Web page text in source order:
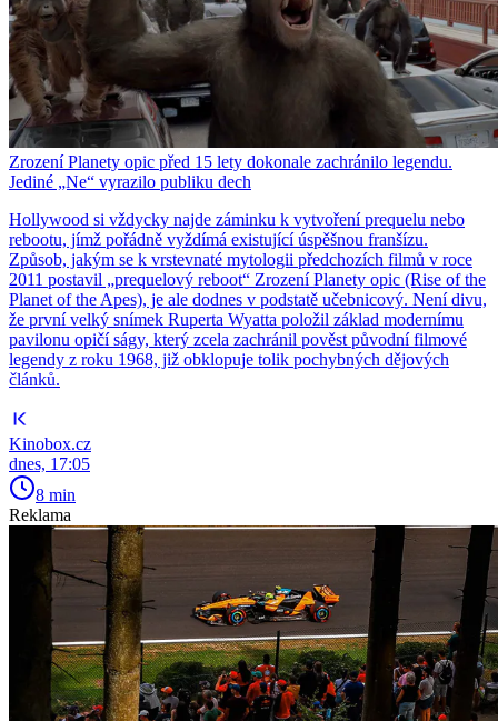
Zrození Planety opic před 15 lety dokonale zachránilo legendu.
Jediné „Ne“ vyrazilo publiku dech
Hollywood si vždycky najde záminku k vytvoření prequelu nebo
rebootu, jímž pořádně vyždímá existující úspěšnou franšízu.
Způsob, jakým se k vrstevnaté mytologii předchozích filmů v roce
2011 postavil „prequelový reboot“ Zrození Planety opic (Rise of the
Planet of the Apes), je ale dodnes v podstatě učebnicový. Není divu,
že první velký snímek Ruperta Wyatta položil základ modernímu
pavilonu opičí ságy, který zcela zachránil pověst původní filmové
legendy z roku 1968, již obklopuje tolik pochybných dějových
článků.
Kinobox.cz
dnes, 17:05
8 min
Reklama